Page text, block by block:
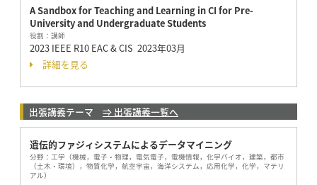
A Sandbox for Teaching and Learning in CI for Pre-
University and Undergraduate Students
役割： 講師
2023 IEEE R10 EAC & CIS 2023年03月
詳細を見る
出張講義テーマ ⇒ 出張講義一覧へ
遺伝的ファジィシステムによるデータマイニング
分野： 工学（機械，電子・物理，電気電子，電機情報，化学バイオ，建築，都市
（土木・環境），物質化学，航空宇宙，海洋システム，応用化学，化学，マテリ
アル）